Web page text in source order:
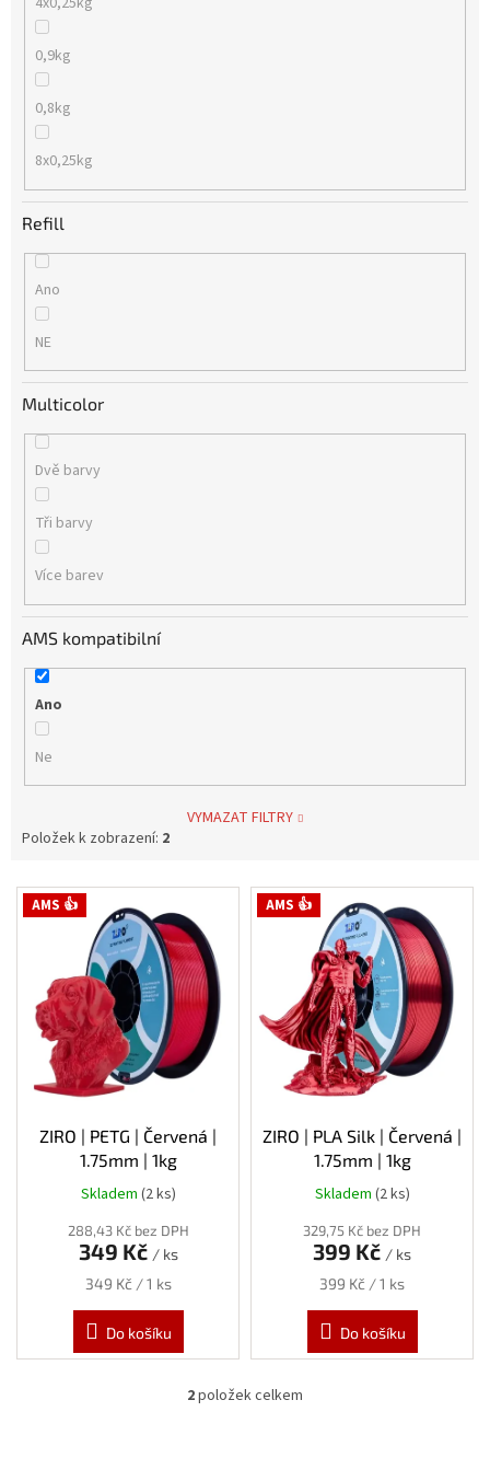
0,9kg
0,8kg
8x0,25kg
Refill
Ano
NE
Multicolor
Dvě barvy
Tři barvy
Více barev
AMS kompatibilní
Ano
Ne
VYMAZAT FILTRY
Položek k zobrazení: 2
V AMS 👍
ZIRO | PETG | Červená |
1.75mm | 1kg
Skladem (2 ks)
288,43 Kč bez DPH
349 Kč / ks
Měrná
349 Kč / 1 ks
Do košíku
AMS 👍
ZIRO | PLA Silk | Červená |
1.75mm | 1kg
Skladem (2 ks)
329,75 Kč bez DPH
399 Kč / ks
Měrná
399 Kč / 1 ks
Do košíku
O
2položek celkem